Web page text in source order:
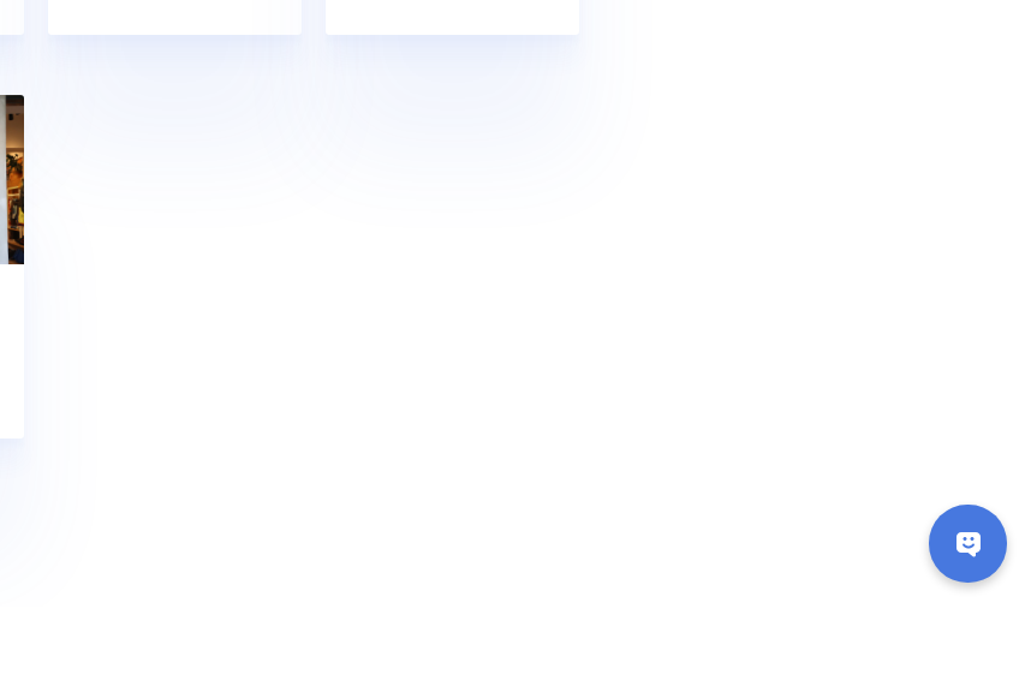
活用事例
のインスタ運用の裏側